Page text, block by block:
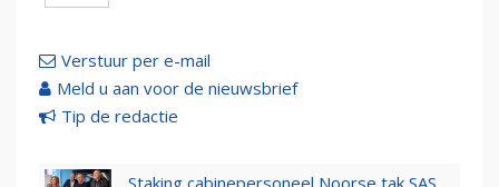
Verstuur per e-mail
Meld u aan voor de nieuwsbrief
Tip de redactie